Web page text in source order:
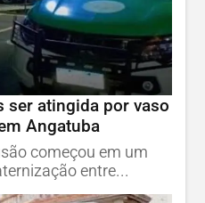
ser atingida por vaso
Angatuba
começou em um
entre...